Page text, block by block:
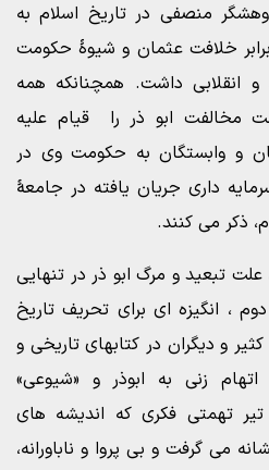
منصفی در تاریخ اسلام به
خلافت عثمان و شیوۀ حکومت
انقلابی داشت. همچنانکه همه
مخالفت ابو ذر را قیام علیه
و وابستگان به حکومت وی در
داری جریان یافته در جامعۀ
ذکر می کنند.
تبعید و مرگ ابو ذر در تنهایی
، انگیزه ای برای تحریف تاریخ
و دیگران در کتابهای تاریخی و
زنی به ابوذر و «شیوعی»
تهمتی فکری که اندیشه های
می گرفت و بی پروا و ناباورانه،